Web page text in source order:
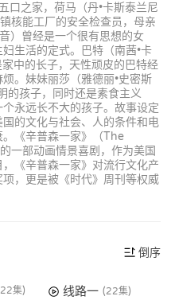
口之家，荷马（丹•卡斯泰兰尼
核能工厂的安全检查员，母亲
）曾经是一个很有思想的女
生活的定式。巴特（南茜•卡
中的长子，天性顽皮的巴特经
。妹妹丽莎（雅德丽•史密斯
的孩子，同时还是素食主义
永远长不大的孩子。故事设定
的文化与社会、人的条件和电
《辛普森一家》（The
一部动画情景喜剧，作为美国
《辛普森一家》对流行文化产
，更是被《时代》周刊等权威
倒序
集) 线路一 (22集)